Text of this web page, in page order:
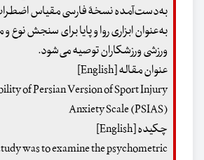
به‌دست‌آمده نسخۀ فارسی مقیاس
به‌عنوان ابزاری روا و پایا برای سنجش
ورزشی ورزشکاران توصیه می‌شود.
عنوان مقاله [English]
of Persian Version of Sport Injury
Anxiety Scale (PSIAS)
چکیده [English]
was to examine the psychometric